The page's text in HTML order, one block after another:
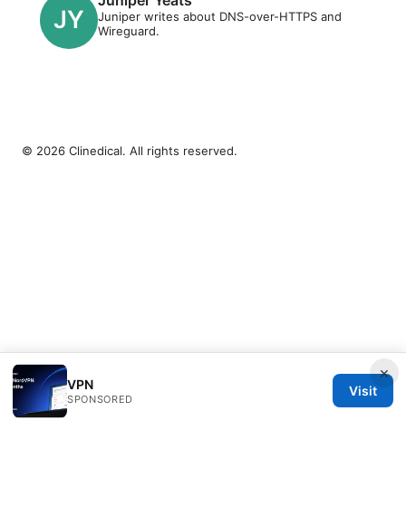
Juniper writes about DNS-over-HTTPS and
Wireguard.
×
VPN
SPONSORED
Visit
© 2026 Clinedical. All rights reserved.